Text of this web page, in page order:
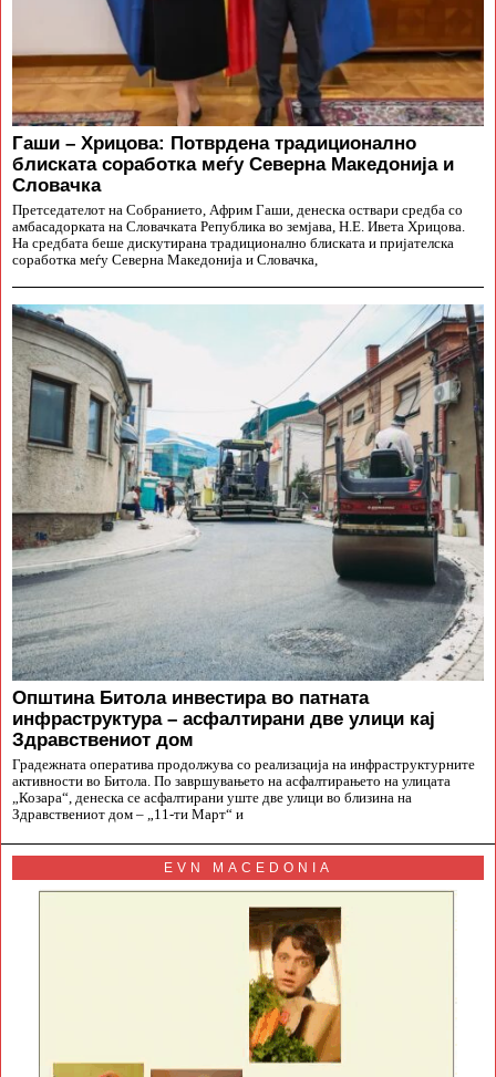
Гаши – Хрицова: Потврдена традиционално
блиската соработка меѓу Северна Македонија и
Словачка
Претседателот на Собранието, Африм Гаши, денеска оствари средба со
амбасадорката на Словачката Република во земјава, Н.Е. Ивета Хрицова.
На средбата беше дискутирана традиционално блиската и пријателска
соработка меѓу Северна Македонија и Словачка,
Општина Битола инвестира во патната
инфраструктура – асфалтирани две улици кај
Здравствениот дом
Градежната оператива продолжува со реализација на инфраструктурните
активности во Битола. По завршувањето на асфалтирањето на улицата
„Козара“, денеска се асфалтирани уште две улици во близина на
Здравствениот дом – „11-ти Март“ и
EVN MACEDONIA